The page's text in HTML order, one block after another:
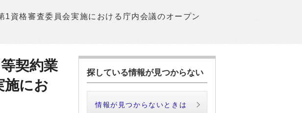
資格審査委員会実施における庁内会議のオープン
契約業
施にお
探している情報が見つからない
情報が見つからないときは